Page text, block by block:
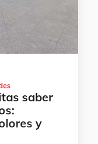
saber
y